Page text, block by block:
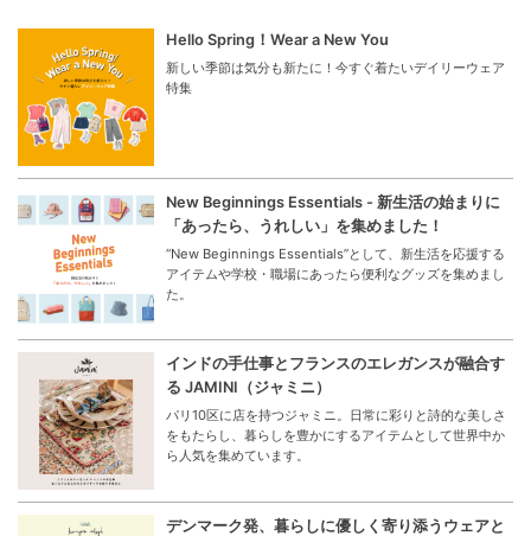
Hello Spring！Wear a New You
新しい季節は気分も新たに！今すぐ着たいデイリーウェア
特集
New Beginnings Essentials - 新生活の始まりに
「あったら、うれしい」を集めました！
“New Beginnings Essentials”として、新生活を応援する
アイテムや学校・職場にあったら便利なグッズを集めまし
た。
インドの手仕事とフランスのエレガンスが融合す
る JAMINI（ジャミニ）
パリ10区に店を持つジャミニ。日常に彩りと詩的な美しさ
をもたらし、暮らしを豊かにするアイテムとして世界中か
ら人気を集めています。
デンマーク発、暮らしに優しく寄り添うウェアと